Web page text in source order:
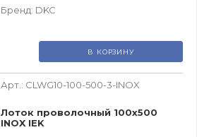
Бренд: DKC
В КОРЗИНУ
Арт.: CLWG10-100-500-3-INOX
Лоток проволочный 100х500
INOX IEK